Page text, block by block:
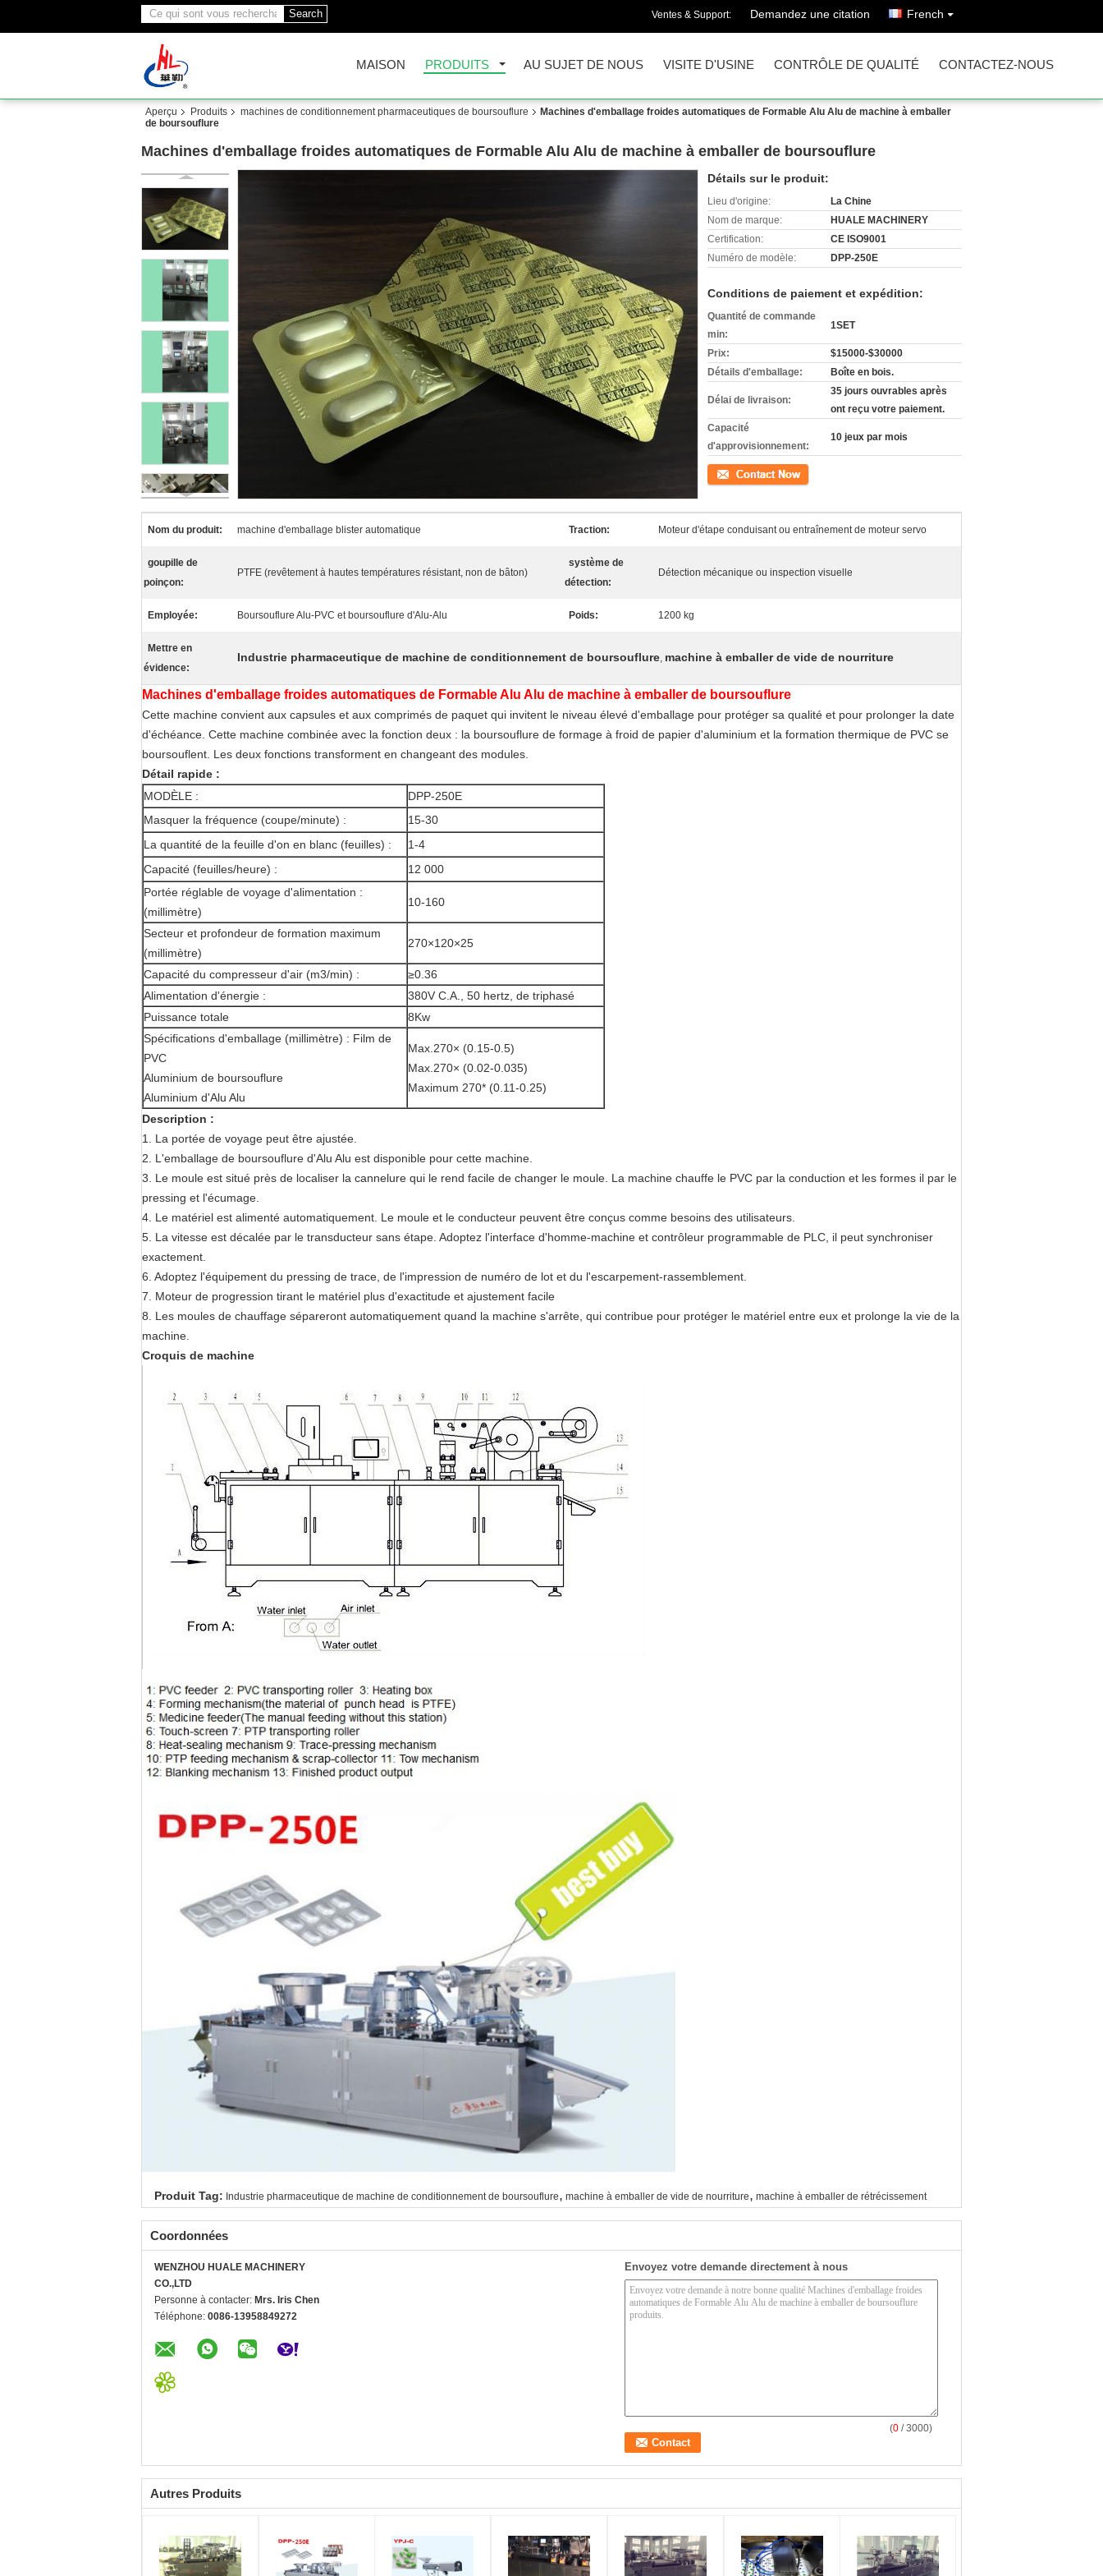
Search Ventes & Support: Demandez une citation French
MAISON PRODUITS AU SUJET DE NOUS VISITE D'USINE CONTRÔLE DE QUALITÉ CONTACTEZ-NOUS
Aperçu Produits machines de conditionnement pharmaceutiques de boursouflure
Machines d'emballage froides automatiques de Formable Alu Alu de machine à emballer
de boursouflure
Machines d'emballage froides automatiques de Formable Alu Alu de machine à emballer de boursouflure
Détails sur le produit:
Lieu d'origine:
La Chine
Nom de marque:
HUALE MACHINERY
Certification:
CE ISO9001
Numéro de modèle:
DPP-250E
Conditions de paiement et expédition:
Quantité de commande
min:
1SET
Prix:
$15000-$30000
Détails d'emballage:
Boîte en bois.
Délai de livraison:
35 jours ouvrables après
ont reçu votre paiement.
Capacité
d'approvisionnement:
10 jeux par mois
Contact
Nom du produit: machine d'emballage blister automatique Traction: Moteur d'étape conduisant ou entraînement de moteur servo
goupille de
poinçon:
PTFE (revêtement à hautes températures résistant, non de bâton)
système de
détection:
Détection mécanique ou inspection visuelle
Employée: Boursouflure Alu-PVC et boursouflure d'Alu-Alu Poids: 1200 kg
Mettre en
évidence:
Industrie pharmaceutique de machine de conditionnement de boursouflure, machine à emballer de vide de nourriture
Machines d'emballage froides automatiques de Formable Alu Alu de machine à emballer de boursouflure
Cette machine convient aux capsules et aux comprimés de paquet qui invitent le niveau élevé d'emballage pour protéger sa qualité et pour prolonger la date
d'échéance. Cette machine combinée avec la fonction deux : la boursouflure de formage à froid de papier d'aluminium et la formation thermique de PVC se
boursouflent. Les deux fonctions transforment en changeant des modules.
Détail rapide :
MODÈLE :
DPP-250E
Masquer la fréquence (coupe/minute) :
15-30
La quantité de la feuille d'on en blanc (feuilles) :
1-4
Capacité (feuilles/heure) :
12 000
Portée réglable de voyage d'alimentation :
(millimètre)
10-160
Secteur et profondeur de formation maximum
(millimètre)
270×120×25
Capacité du compresseur d'air (m3/min) :
≥0.36
Alimentation d'énergie :
380V C.A., 50 hertz, de triphasé
Puissance totale
8Kw
Spécifications d'emballage (millimètre) : Film de
PVC
Aluminium de boursouflure
Aluminium d'Alu Alu
Max.270× (0.15-0.5)
Max.270× (0.02-0.035)
Maximum 270* (0.11-0.25)
Description :
1. La portée de voyage peut être ajustée.
2. L'emballage de boursouflure d'Alu Alu est disponible pour cette machine.
3. Le moule est situé près de localiser la cannelure qui le rend facile de changer le moule. La machine chauffe le PVC par la conduction et les formes il par le
pressing et l'écumage.
4. Le matériel est alimenté automatiquement. Le moule et le conducteur peuvent être conçus comme besoins des utilisateurs.
5. La vitesse est décalée par le transducteur sans étape. Adoptez l'interface d'homme-machine et contrôleur programmable de PLC, il peut synchroniser
exactement.
6. Adoptez l'équipement du pressing de trace, de l'impression de numéro de lot et du l'escarpement-rassemblement.
7. Moteur de progression tirant le matériel plus d'exactitude et ajustement facile
8. Les moules de chauffage sépareront automatiquement quand la machine s'arrête, qui contribue pour protéger le matériel entre eux et prolonge la vie de la
machine.
Croquis de machine
Produit Tag: Industrie pharmaceutique de machine de conditionnement de boursouflure, machine à emballer de vide de nourriture, machine à emballer de rétrécissement
Coordonnées
WENZHOU HUALE MACHINERY
CO.,LTD
Personne à contacter: Mrs. Iris Chen
Téléphone: 0086-13958849272
Envoyez votre demande directement à nous
(0 / 3000)
Autres Produits